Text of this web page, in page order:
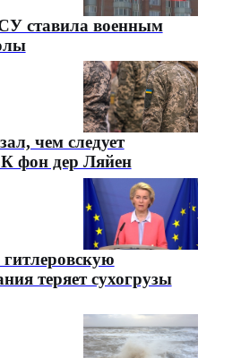
ставила военным
чем следует
фон дер Ляйен
теряет сухогрузы